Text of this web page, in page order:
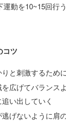
動を10~15回行う
コツ
と刺激するため
広げてバランス
い出していく
げないように肩